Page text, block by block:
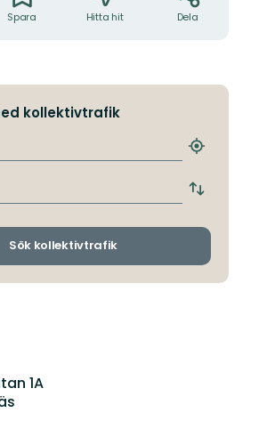
Spara Hitta hit Dela
kollektivtrafik
Hitta
hållplats
Byt
och
Sök kollektivtrafik
1A